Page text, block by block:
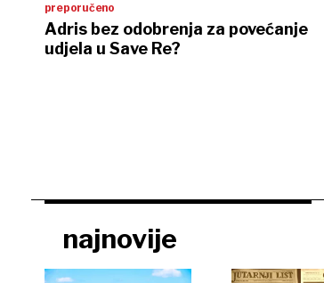
preporučeno
Adris bez odobrenja za povećanje
udjela u Save Re?
najnovije